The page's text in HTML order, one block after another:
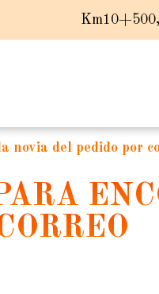
novia del pedido por